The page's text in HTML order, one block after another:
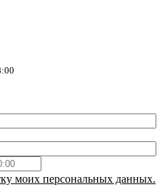
моих персональных данных.